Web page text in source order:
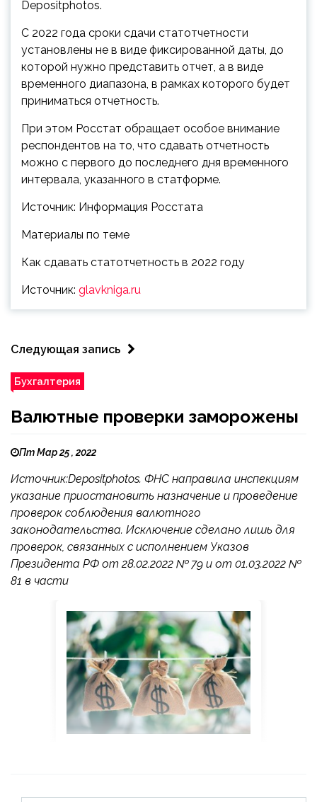
Depositphotos.
С 2022 года сроки сдачи статотчетности
установлены не в виде фиксированной даты, до
которой нужно представить отчет, а в виде
временного диапазона, в рамках которого будет
приниматься отчетность.
При этом Росстат обращает особое внимание
респондентов на то, что сдавать отчетность
можно с первого до последнего дня временного
интервала, указанного в статформе.
Источник: Информация Росстата
Материалы по теме
Как сдавать статотчетность в 2022 году
Источник: glavkniga.ru
Следующая запись
Бухгалтерия
Валютные проверки заморожены
Пт Мар 25 , 2022
Источник:Depositphotos. ФНС направила инспекциям
указание приостановить назначение и проведение
проверок соблюдения валютного
законодательства. Исключение сделано лишь для
проверок, связанных с исполнением Указов
Президента РФ от 28.02.2022 № 79 и от 01.03.2022 №
81 в части